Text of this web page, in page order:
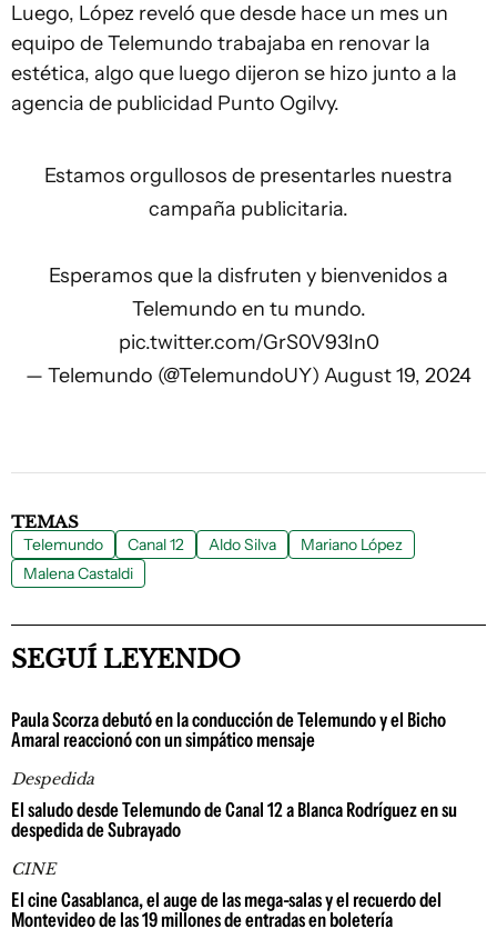
Luego, López reveló que desde hace un mes un
equipo de Telemundo trabajaba en renovar la
estética, algo que luego dijeron se hizo junto a la
agencia de publicidad Punto Ogilvy.
Estamos orgullosos de presentarles nuestra
campaña publicitaria.
Esperamos que la disfruten y bienvenidos a
Telemundo en tu mundo.
pic.twitter.com/GrS0V93In0
— Telemundo (@TelemundoUY) August 19, 2024
TEMAS
Telemundo Canal 12 Aldo Silva
Mariano López
Malena Castaldi
SEGUÍ LEYENDO
Paula Scorza debutó en la conducción de Telemundo y el Bicho
Amaral reaccionó con un simpático mensaje
Despedida
El saludo desde Telemundo de Canal 12 a Blanca Rodríguez en su
despedida de Subrayado
CINE
El cine Casablanca, el auge de las mega-salas y el recuerdo del
Montevideo de las 19 millones de entradas en boletería